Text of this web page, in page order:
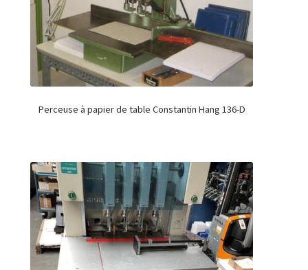
Perceuse à papier de table Constantin Hang 136-D